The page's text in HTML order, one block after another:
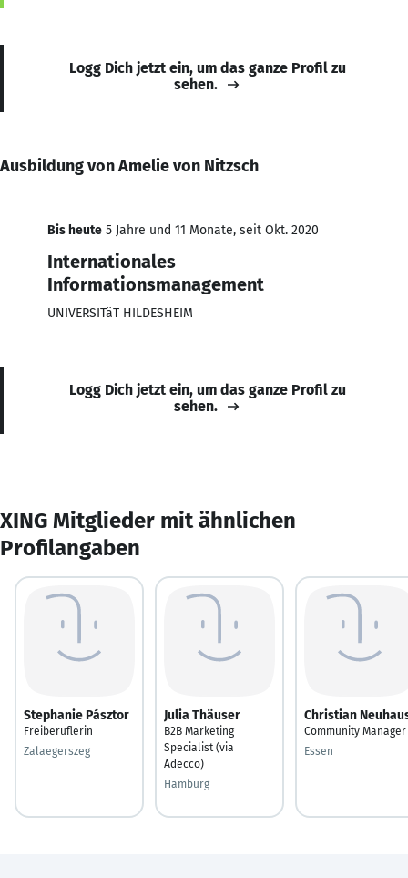
Logg Dich jetzt ein, um das ganze Profil zu
sehen.
Ausbildung von Amelie von Nitzsch
Bis heute 5 Jahre und 11 Monate, seit Okt. 2020
Internationales
Informationsmanagement
UNIVERSITäT HILDESHEIM
Logg Dich jetzt ein, um das ganze Profil zu
sehen.
XING Mitglieder mit ähnlichen
Profilangaben
Stephanie Pásztor
Freiberuflerin
Zalaegerszeg
Julia Thäuser
B2B Marketing
Specialist (via
Adecco)
Hamburg
Christian
Community Manager
Essen